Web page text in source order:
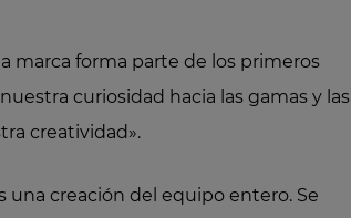
marca forma parte de los primeros
curiosidad hacia las gamas y las
creatividad».
una creación del equipo entero. Se